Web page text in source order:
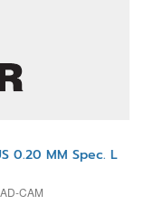
0.20 MM Spec. L
CAM